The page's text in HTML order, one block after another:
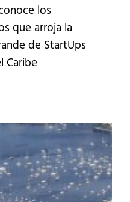
los
que arroja la
de StartUps
Caribe